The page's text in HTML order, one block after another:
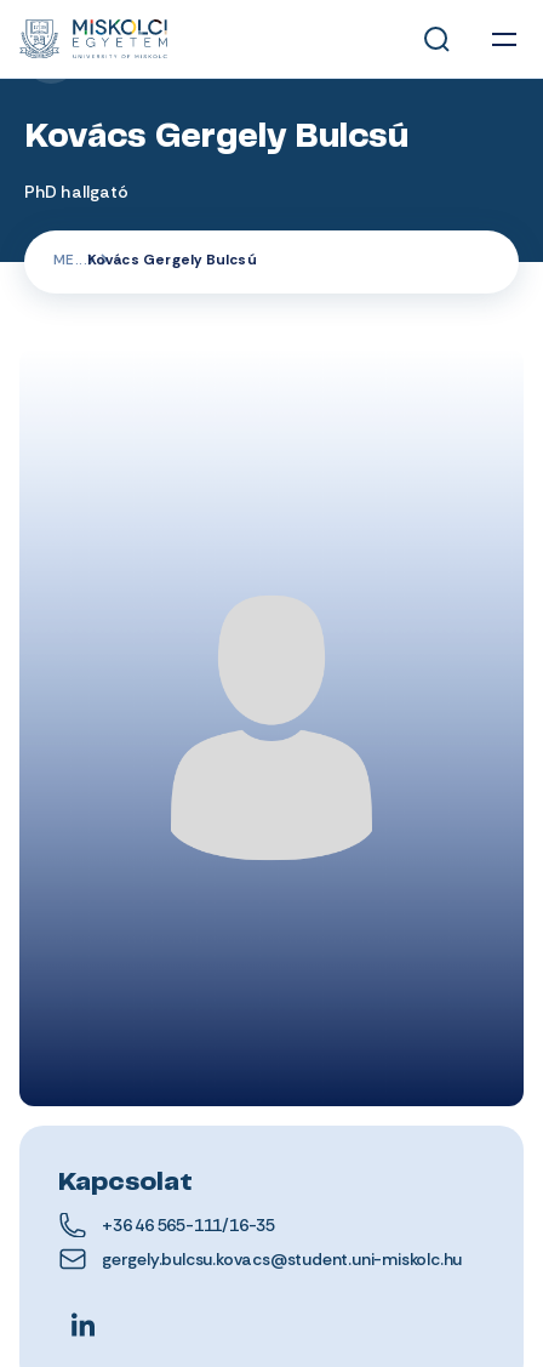
MUNKATÁRSAK
Kovács Gergely Bulcsú
PhD hallgató
ME Kovács Gergely Bulcsú
Kapcsolat
+36 46 565-111/16-35
gergely.bulcsu.kovacs@student.uni-miskolc.hu